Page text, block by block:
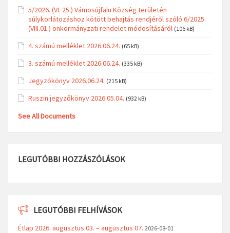
5/2026. (VI. 25.) Vámosújfalu Község területén
súlykorlátozáshoz kötött behajtás rendjéről szóló 6/2025.
(VIII.01.) önkormányzati rendelet módosításáról (106 kB)
4. számú melléklet 2026.06.24. (65 kB)
3. számú melléklet 2026.06.24. (335 kB)
Jegyzőkönyv 2026.06.24. (215 kB)
Ruszin jegyzőkönyv 2026.05.04. (932 kB)
See All Documents
LEGUTÓBBI HOZZÁSZÓLÁSOK
LEGUTÓBBI FELHÍVÁSOK
Étlap 2026. augusztus 03. – augusztus 07. 2026-08-01